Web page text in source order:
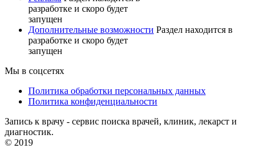
разработке и скоро будет
запущен
Дополнительные возможности Раздел находится в
разработке и скоро будет
запущен
Мы в соцсетях
Политика обработки персональных данных
Политика конфиденциальности
Запись к врачу - сервис поиска врачей, клиник, лекарст и
диагностик.
© 2019